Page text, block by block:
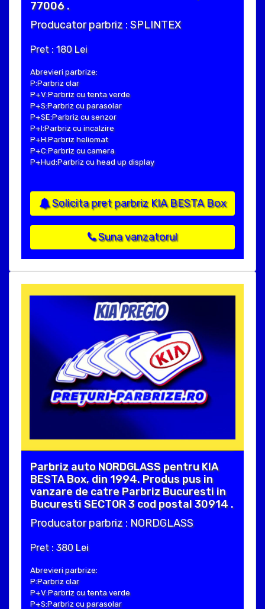
77006 .
Producator parbriz : SPLINTEX
Pret : 180 Lei
Abrevieri parbrize:
P:Parbriz clar
P+V:Parbriz cu tenta verde
P+S:Parbriz cu parasolar
P+SE:Parbriz cu senzor
P+I:Parbriz cu incalzire
P+H:Parbriz heliomat
P+C:Parbriz cu camera
P+Hud:Parbriz cu head up display
Solicita pret parbriz KIA BESTA Box
Suna vanzatorul
Parbriz auto NORDGLASS pentru KIA
BESTA Box, din 1994. Produs pus in
vanzare de catre Parbriz Bucuresti in
Bucuresti SECTOR 3 cod postal 30914 .
Producator parbriz : NORDGLASS
Pret : 380 Lei
Abrevieri parbrize:
P:Parbriz clar
P+V:Parbriz cu tenta verde
P+S:Parbriz cu parasolar